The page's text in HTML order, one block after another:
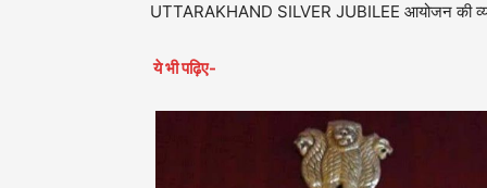
UTTARAKHAND SILVER JUBILEE आयोजन की
ये भी पढ़िए-